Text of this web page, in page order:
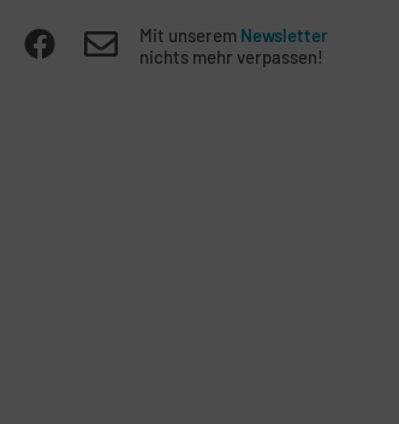
Mit unserem Newsletter
nichts mehr verpassen!